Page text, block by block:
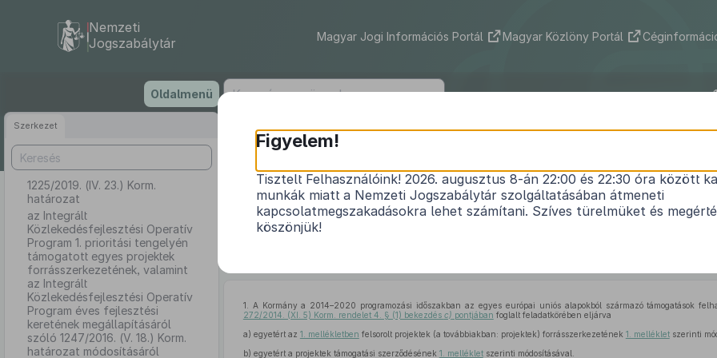
tartalomra
Nemzeti
Jogszabálytár
Magyar Jogi Információs Portál Magyar Közlöny Portál
Oldalmenü
Szerkezet
1225/2019. (IV. 23.) Korm.
határozat
az Integrált
Közlekedésfejlesztési Operatív
Program 1. prioritási tengelyén
támogatott egyes projektek
forrásszerkezetének, valamint
az Integrált
Közlekedésfejlesztési Operatív
Program éves fejlesztési
keretének megállapításáról
szóló 1247/2016. (V. 18.) Korm.
határozat módosításáról
1225/2019. (IV. 23.) Korm. határozat
az Integrált Közlekedésfejlesztési Operatív Program 1.
támogatott egyes projektek forrásszerkezetének, valamint
Közlekedésfejlesztési Operatív Program éves fejlesztési
megállapításáról szóló
1.
A Kormány a 2014–2020 programozási időszakban az egyes európai uniós alapokból származó támogatások
272/2014. (XI. 5) Korm. rendelet 4. § (1) bekezdés c) pontjában foglalt feladatkörében eljárva
a) egyetért az 1. mellékletben felsorolt projektek (a továbbiakban: projektek) forrásszerkezetének 1. mellékletszerinti
b) egyetért a projektek támogatási szerződésének 1. mellékletszerinti módosításával.
Figyelem!
Tisztelt Felhasználóink! 2026. augusztus 8-án 22:00 és 22:30 óra között
munkák miatt a Nemzeti Jogszabálytár szolgáltatásában átmeneti
kapcsolatmegszakadásokra lehet számítani. Szíves türelmüket és
köszönjük!